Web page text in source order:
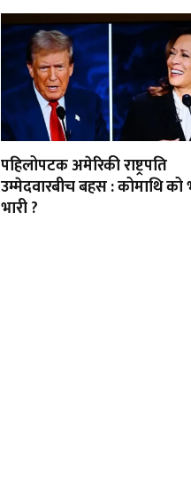
पहिलोपटक अमेरिकी राष्ट्रपति
उम्मेदवारबीच बहस : कोमाथि को
भारी ?